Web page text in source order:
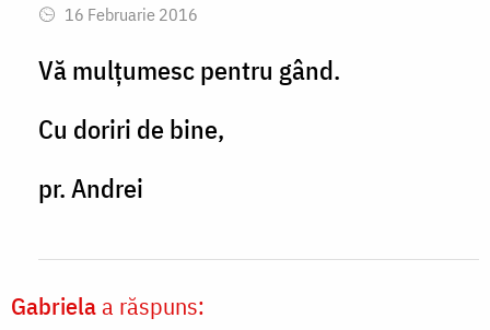
reply
to
draga
experienta
16 Februarie 2016
Vă mulțumesc pentru gând.
Cu doriri de bine,
pr. Andrei
Gabriela a răspuns: